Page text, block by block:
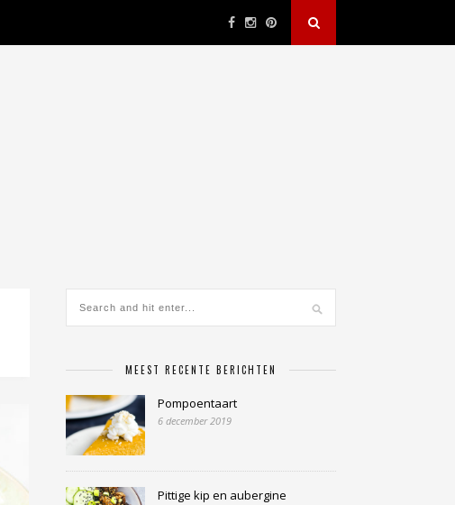
MEEST RECENTE BERICHTEN
Pompoentaart
6 december 2019
Pittige kip en aubergine